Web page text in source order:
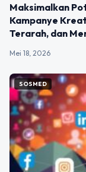
Maksimalkan
Kampanye
Terarah, dan
Mei 18, 2026
SOSMED